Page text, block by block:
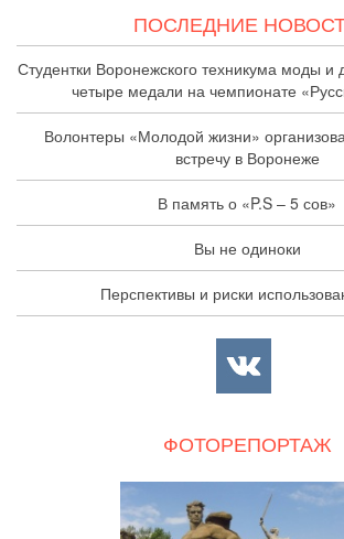
ПОСЛЕДНИЕ
Студентки Воронежского техникума моды и
четыре медали на чемпионате
Волонтеры «Молодой жизни»
встречу в Воронеже
В память о «P.S – 5 сов»
Вы не одиноки
Перспективы и риски
ФОТОРЕПОРТАЖ